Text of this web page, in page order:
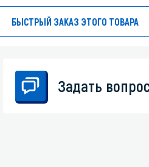
БЫСТРЫЙ ЗАКАЗ ЭТОГО ТОВАРА
Задать